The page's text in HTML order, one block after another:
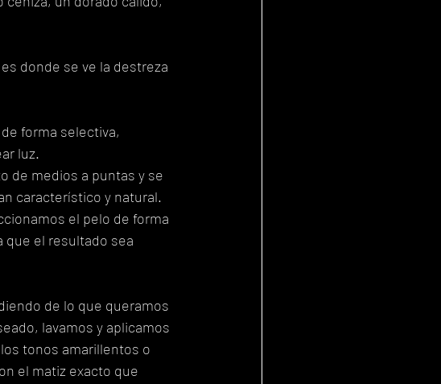
donde se ve la destreza
forma selectiva,
luz.
de medios a puntas y se
característico y natural.
el pelo de forma
que el resultado sea
de lo que queramos
lavamos y aplicamos
tonos amarillentos o
el matiz exacto que